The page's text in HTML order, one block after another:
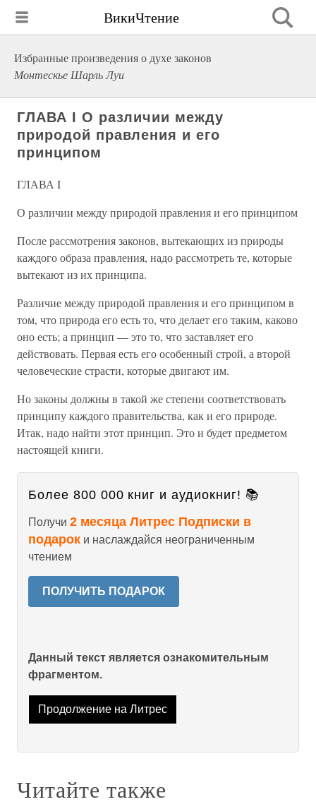
ВикиЧтение
Избранные произведения о духе законов
Монтескье Шарль Луи
ГЛАВА I О различии между
природой правления и его
принципом
ГЛАВА I
О различии между природой правления и его принципом
После рассмотрения законов, вытекающих из природы
каждого образа правления, надо рассмотреть те, которые
вытекают из их принципа.
Различие между природой правления и его принципом в
том, что природа его есть то, что делает его таким, каково
оно есть; а принцип — это то, что заставляет его
действовать. Первая есть его особенный строй, а второй
человеческие страсти, которые двигают им.
Но законы должны в такой же степени соответствовать
принципу каждого правительства, как и его природе.
Итак, надо найти этот принцип. Это и будет предметом
настоящей книги.
Более 800 000 книг и аудиокниг! 📚
Получи 2 месяца Литрес Подписки в
подарок и наслаждайся неограниченным
чтением
ПОЛУЧИТЬ ПОДАРОК
Данный текст является ознакомительным
фрагментом.
Продолжение на Литрес
Читайте также